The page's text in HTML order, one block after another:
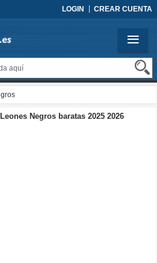
LOGIN CREAR CUENTA
Negros baratas 2025 2026